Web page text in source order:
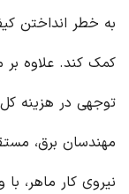
به خطر انداختن
کمک کند. علاوه بر
توجهی در هزینه
مهندسان برق،
نیروی کار ماهر، با